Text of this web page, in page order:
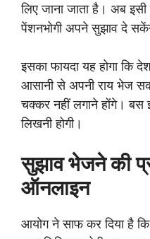
लिए जाना जाता है। अब इसी
पेंशनभोगी अपने सुझाव दे
इसका फायदा यह होगा कि
आसानी से अपनी राय भेज
चक्कर नहीं लगाने होंगे। बस
लिखनी होगी।
सुझाव भेजने की
ऑनलाइन
आयोग ने साफ कर दिया है